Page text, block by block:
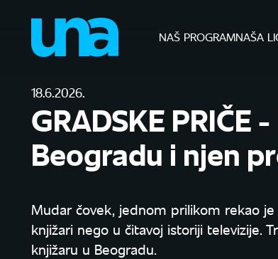
NAŠ PROGRAMNAŠA
18.6.2026.
GRADSKE PRIČE
Beogradu i njen
Mudar čovek, jednom prilikom rekao
knjižari nego u čitavoj istoriji televizije.
knjižaru u Beogradu.